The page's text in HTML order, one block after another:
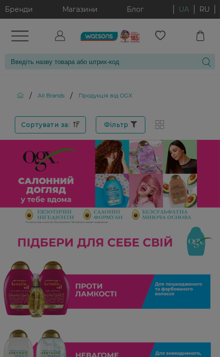
Бренди Магазини Блог UA RU
/ All Brands / Продукція від OGX
Сортувати за: Фільтр